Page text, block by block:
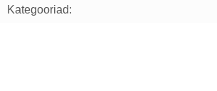
Kategooriad: